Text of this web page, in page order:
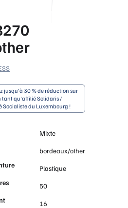
jusqu'à 30 % de réduction sur
tant qu'affilié Solidaris /
Socialiste du Luxembourg !
Mixte
bordeaux/other
Plastique
50
16